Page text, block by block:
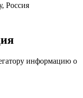
Россия
информацию о